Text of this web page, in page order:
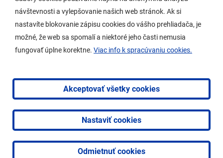
návštevnosti a vylepšovanie našich web stránok. Ak si
nastavíte blokovanie zápisu cookies do vášho prehliadača, je
možné, že web sa spomalí a niektoré jeho časti nemusia
fungovať úplne korektne. Viac info k spracúvaniu cookies.
Akceptovať všetky cookies
Nastaviť cookies
Odmietnuť cookies
O Lamači
Mobilná aplikácia
Kontakty
Vyhlásenie o prístupnosti
2026 © Mestská časť Bratislava-Lamač|Tvorba web
stránok
aredakčný systém odAlejTech, spol. s r.o.